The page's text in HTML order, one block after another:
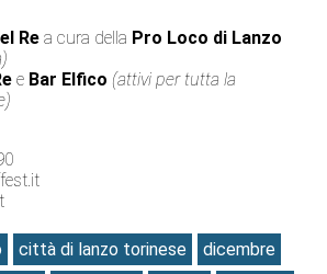
Re a cura della Pro Loco di Lanzo
e Bar Elfico (attivi per tutta la
città di lanzo torinese
dicembre